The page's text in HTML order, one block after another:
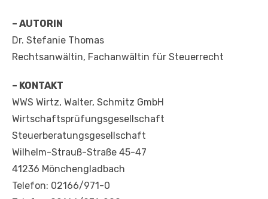
– AUTORIN
Dr. Stefanie Thomas
Rechtsanwältin, Fachanwältin für Steuerrecht
– KONTAKT
WWS Wirtz, Walter, Schmitz GmbH
Wirtschaftsprüfungsgesellschaft
Steuerberatungsgesellschaft
Wilhelm-Strauß-Straße 45-47
41236 Mönchengladbach
Telefon: 02166/971-0